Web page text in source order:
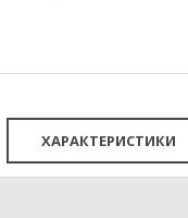
ХАРАКТЕРИСТИКИ